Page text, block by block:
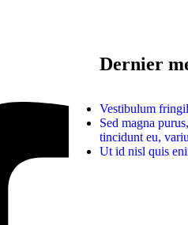
Dernier
Vestibulum
Sed magna
tincidunt eu,
Ut id nisl quis